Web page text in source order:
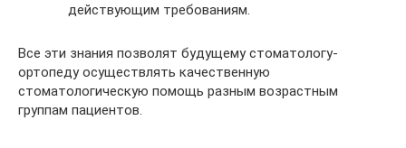
действующим требованиям.
Все эти знания позволят будущему стоматологу-
ортопеду осуществлять качественную
стоматологическую помощь разным возрастным
группам пациентов.